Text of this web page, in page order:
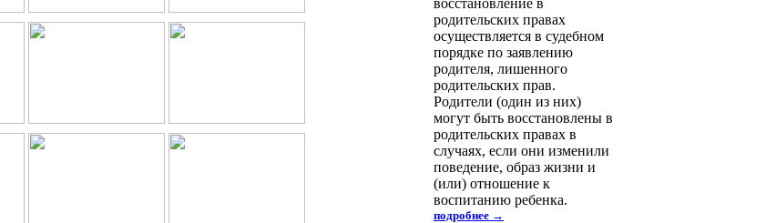
восстановление в
родительских правах
осуществляется в судебном
порядке по заявлению
родителя, лишенного
родительских прав.
Родители (один из них)
могут быть восстановлены в
родительских правах в
случаях, если они изменили
поведение, образ жизни и
(или) отношение к
воспитанию ребенка.
подробнее →